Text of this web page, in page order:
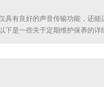
有良好的声音传输功能，还
是一些关于定期维护保养的详